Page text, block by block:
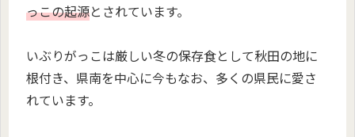
っこの起源とされています。
いぶりがっこは厳しい冬の保存食として秋田の地に
根付き、県南を中心に今もなお、多くの県民に愛さ
れています。